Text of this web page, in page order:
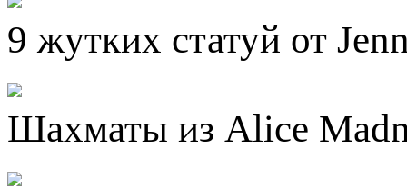
9 жутких статуй от
Шахматы из Alice